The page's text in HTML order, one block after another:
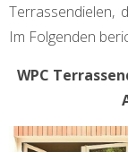
Terrassendielen,
Im Folgenden
WPC